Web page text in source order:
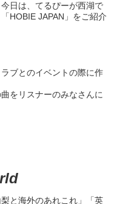
日は、てるぴーが西湖で
HOBIE JAPAN」をご紹介
ブとのイベントの際に作
をリスナーのみなさんに
と海外のあれこれ」「英